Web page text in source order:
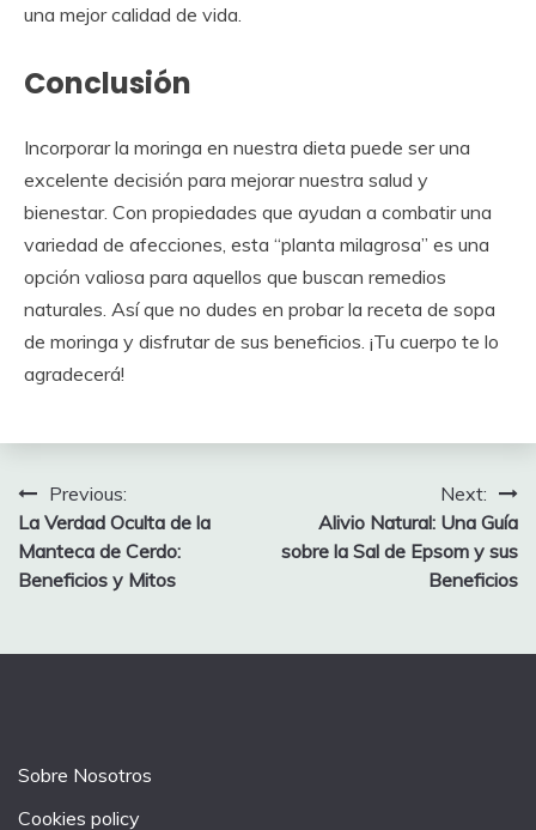
una mejor calidad de vida.
Conclusión
Incorporar la moringa en nuestra dieta puede ser una
excelente decisión para mejorar nuestra salud y
bienestar. Con propiedades que ayudan a combatir una
variedad de afecciones, esta “planta milagrosa” es una
opción valiosa para aquellos que buscan remedios
naturales. Así que no dudes en probar la receta de sopa
de moringa y disfrutar de sus beneficios. ¡Tu cuerpo te lo
agradecerá!
Post
navigation
Previous:
La Verdad Oculta de la
Manteca de Cerdo:
Beneficios y Mitos
Next:
Alivio Natural: Una Guía
sobre la Sal de Epsom y sus
Beneficios
Sobre Nosotros
Cookies policy